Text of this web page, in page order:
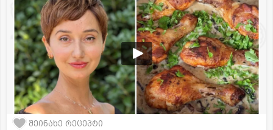
შეინახე რეცეპტი